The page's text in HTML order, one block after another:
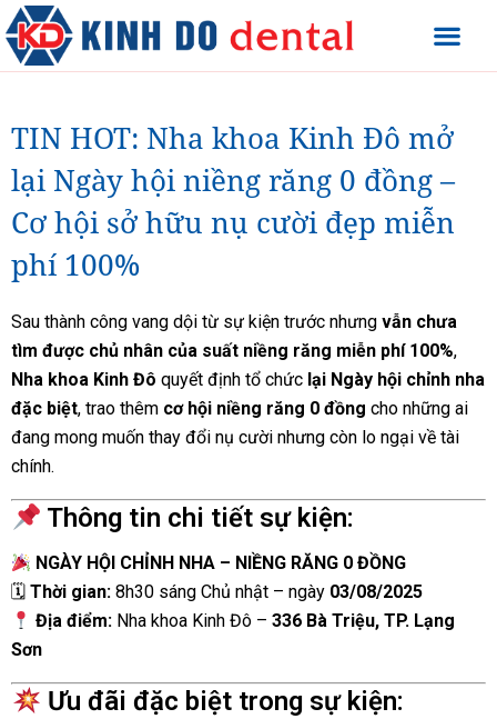
TIN HOT: Nha khoa Kinh Đô mở
lại Ngày hội niềng răng 0 đồng –
Cơ hội sở hữu nụ cười đẹp miễn
phí 100%
Sau thành công vang dội từ sự kiện trước nhưng vẫn chưa
tìm được chủ nhân của suất niềng răng miễn phí 100%,
Nha khoa Kinh Đô quyết định tổ chức lại Ngày hội chỉnh nha
đặc biệt, trao thêm cơ hội niềng răng 0 đồng cho những ai
đang mong muốn thay đổi nụ cười nhưng còn lo ngại về tài
chính.
Thông tin chi tiết sự kiện:
NGÀY HỘI CHỈNH NHA – NIỀNG RĂNG 0 ĐỒNG
🗓 Thời gian: 8h30 sáng Chủ nhật – ngày 03/08/2025
Địa điểm: Nha khoa Kinh Đô –336 Bà Triệu, TP. Lạng
Sơn
Ưu đãi đặc biệt trong sự kiện: